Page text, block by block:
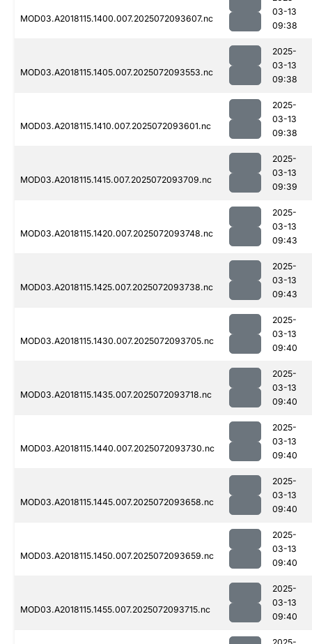
MOD03.A2018115.1400.007.2025072093607.nc
03-13
09:38
MOD03.A2018115.1405.007.2025072093553.nc
2025-
03-13
09:38
MOD03.A2018115.1410.007.2025072093601.nc
2025-
03-13
09:38
MOD03.A2018115.1415.007.2025072093709.nc
2025-
03-13
09:39
MOD03.A2018115.1420.007.2025072093748.nc
2025-
03-13
09:43
MOD03.A2018115.1425.007.2025072093738.nc
2025-
03-13
09:43
MOD03.A2018115.1430.007.2025072093705.nc
2025-
03-13
09:40
MOD03.A2018115.1435.007.2025072093718.nc
2025-
03-13
09:40
MOD03.A2018115.1440.007.2025072093730.nc
2025-
03-13
09:40
MOD03.A2018115.1445.007.2025072093658.nc
2025-
03-13
09:40
MOD03.A2018115.1450.007.2025072093659.nc
2025-
03-13
09:40
MOD03.A2018115.1455.007.2025072093715.nc
2025-
03-13
09:40